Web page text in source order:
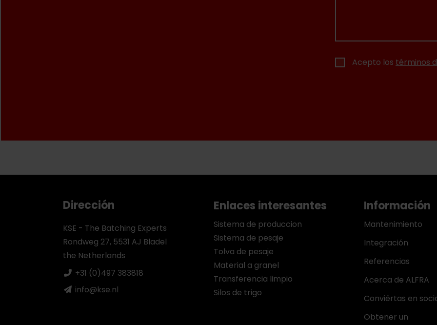
Acepto los términos
Dirección
KSE - The Batching Experts
Rondweg 27, 5531 AJ Bladel
the Netherlands
+31 (0)497 383818
info@kse.nl
Enlaces interesantes
Sistema de produccion
Sistema de pesaje
Tolva de pesaje
Material a granel
Transferencia limpio
Silos de trigo
Información
Mantenimiento
Integración
Referencias
Acerca de ALFRA
Conviértas en
Obtener un